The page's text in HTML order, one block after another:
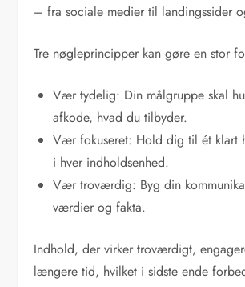
– fra sociale medier til landingssider
Tre nøgleprincipper kan gøre en stor
Vær tydelig: Din målgruppe skal
afkode, hvad du tilbyder.
Vær fokuseret: Hold dig til ét klart
i hver indholdsenhed.
Vær troværdig: Byg din
værdier og fakta.
Indhold, der virker troværdigt,
længere tid, hvilket i sidste ende